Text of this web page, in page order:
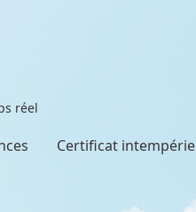
réel
Certificat intempérie